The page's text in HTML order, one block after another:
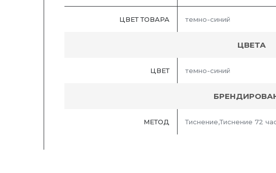
ЦВЕТ ТОВАРА темно-синий
ЦВЕТА
ЦВЕТ темно-синий
МЕТОД Тиснение,Тиснение 72